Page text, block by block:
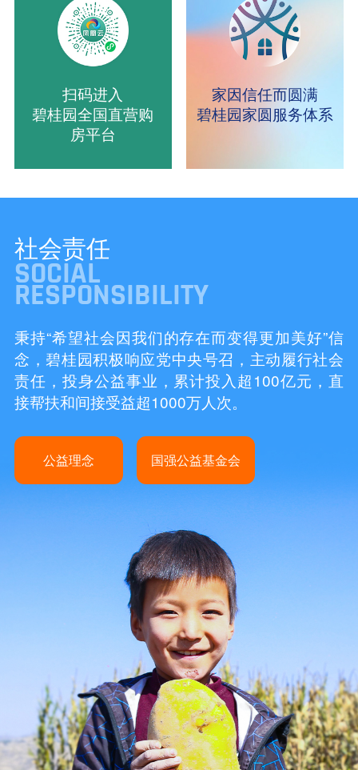
家因信任而圆满
碧桂园家圆服务体系
扫码进入
碧桂园全国直营购
房平台
社会责任
SOCIAL
RESPONSIBILITY
秉持“希望社会因我们的存在而变得更加美好”信
念，碧桂园积极响应党中央号召，主动履行社会
责任，投身公益事业，累计投入超100亿元，直
接帮扶和间接受益超1000万人次。
公益理念 国强公益基金会